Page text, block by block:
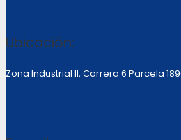
Ubicación:
Zona Industrial II, Carrera 6 Parcela